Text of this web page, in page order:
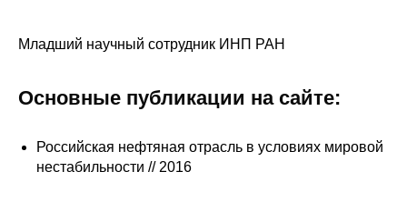
Сотрудники
Младший научный сотрудник ИНП РАН
Основные публикации на сайте:
Российская нефтяная отрасль в условиях мировой
нестабильности // 2016